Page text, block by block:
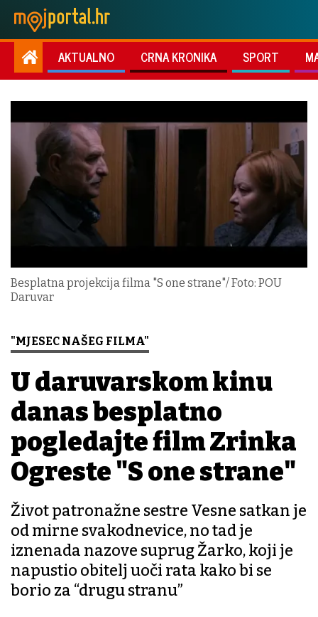
AKTUALNO CRNA KRONIKA SPORT
Besplatna projekcija filma "S one strane"/ Foto: POU
Daruvar
"MJESEC NAŠEG FILMA"
U daruvarskom kinu
danas besplatno
pogledajte film Zrinka
Ogreste "S one strane"
Život patronažne sestre Vesne satkan je
od mirne svakodnevice, no tad je
iznenada nazove suprug Žarko, koji je
napustio obitelj uoči rata kako bi se
borio za “drugu stranu”